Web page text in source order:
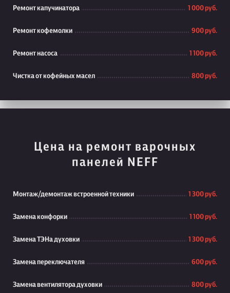
Ремонт капучинатора 1 000 руб.
Ремонт кофемолки 900 руб.
Ремонт насоса 1 100 руб.
Чистка от кофейных масел 800 руб.
Цена на ремонт варочных
панелей NEFF
Монтаж/демонтаж встроенной техники 1 300 руб.
Замена конфорки 1 100 руб.
Замена ТЭНа духовки 1 300 руб.
Замена переключателя 600 руб.
Замена вентилятора духовки 800 руб.